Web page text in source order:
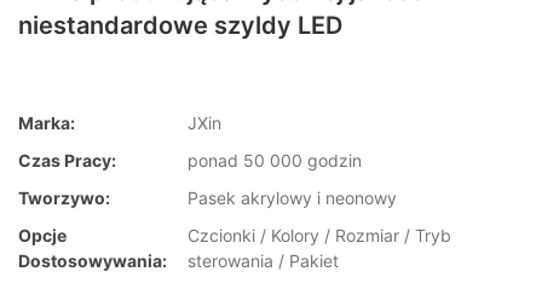
niestandardowe szyldy LED
Marka:
JXin
Czas Pracy:
ponad 50 000 godzin
Tworzywo:
Pasek akrylowy i neonowy
Opcje
Dostosowywania:
Czcionki / Kolory / Rozmiar / Tryb
sterowania / Pakiet